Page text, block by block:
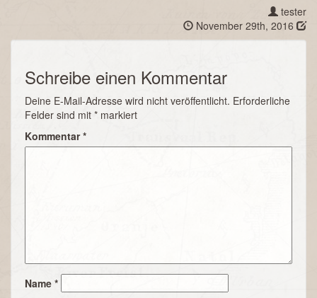
tester
November 29th, 2016
Schreibe einen Kommentar
Deine E-Mail-Adresse wird nicht veröffentlicht. Erforderliche
Felder sind mit * markiert
Kommentar*
Name *